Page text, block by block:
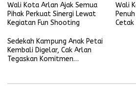
Wali Kota Arlan Ajak Semua
Pihak Perkuat Sinergi Lewat
Kegiatan Fun Shooting
Wali
Cetak
Sedekah Kampung Anak Petai
Kembali Digelar, Cak Arlan
Tegaskan Komitmen